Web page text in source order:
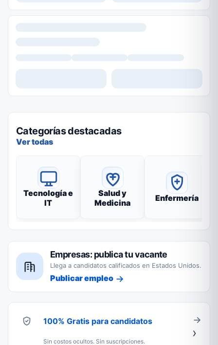
Categorías destacadas
Ver todas
Tecnología e
IT
Salud y
Medicina
Enfermería
Empresas: publica tu vacante
Llega a candidatos calificados en Estados Unidos.
Publicar empleo
100% Gratis para candidatos
Sin costos ocultos. Sin suscripciones.